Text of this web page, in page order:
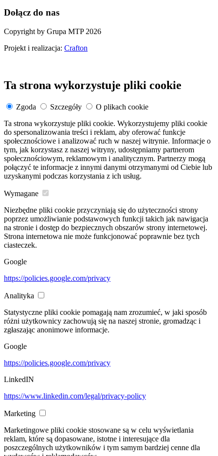
Dołącz do nas
Copyright by Grupa MTP 2026
Projekt i realizacja: Crafton
Ta strona wykorzystuje pliki cookie
Zgoda Szczegóły
O plikach cookie
Ta strona wykorzystuje pliki cookie. Wykorzystujemy pliki cookie
do spersonalizowania treści i reklam, aby oferować funkcje
społecznościowe i analizować ruch w naszej witrynie. Informacje o
tym, jak korzystasz z naszej witryny, udostępniamy partnerom
społecznościowym, reklamowym i analitycznym. Partnerzy mogą
połączyć te informacje z innymi danymi otrzymanymi od Ciebie lub
uzyskanymi podczas korzystania z ich usług.
Wymagane
Niezbędne pliki cookie przyczyniają się do użyteczności strony
poprzez umożliwianie podstawowych funkcji takich jak nawigacja
na stronie i dostęp do bezpiecznych obszarów strony internetowej.
Strona internetowa nie może funkcjonować poprawnie bez tych
ciasteczek.
Google
https://policies.google.com/privacy
Analityka
Statystyczne pliki cookie pomagają nam zrozumieć, w jaki sposób
różni użytkownicy zachowują się na naszej stronie, gromadząc i
zgłaszając anonimowe informacje.
Google
https://policies.google.com/privacy
LinkedIN
https://www.linkedin.com/legal/privacy-policy
Marketing
Marketingowe pliki cookie stosowane są w celu wyświetlania
reklam, które są dopasowane, istotne i interesujące dla
poszczególnych użytkowników i tym samym bardziej cenne dla